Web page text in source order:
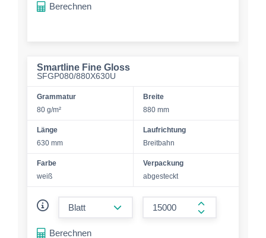
Berechnen
Smartline Fine Gloss
SFGP080/880X630U
Grammatur
80 g/m²
Breite
880 mm
Länge
630 mm
Laufrichtung
Breitbahn
Farbe
weiß
Verpackung
abgesteckt
form.increase-
Berechnen